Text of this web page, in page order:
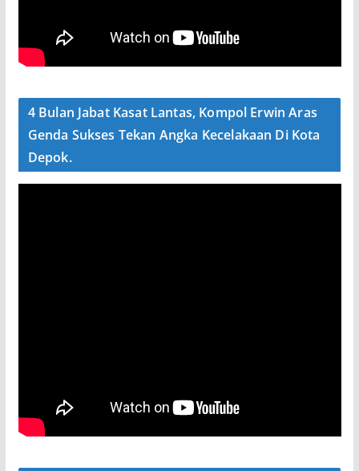
4 Bulan Jabat Kasat Lantas, Kompol Erwin Aras
Genda Sukses Tekan Angka Kecelakaan Di Kota
Depok.